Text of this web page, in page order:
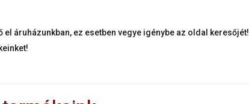
áruházunkban, ez esetben vegye igénybe az oldal keresőjét!